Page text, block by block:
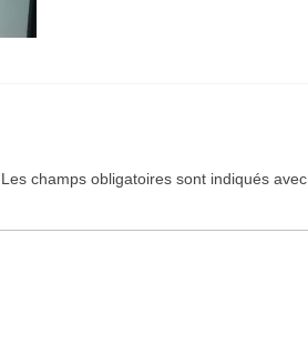
Les champs obligatoires sont indiqués avec